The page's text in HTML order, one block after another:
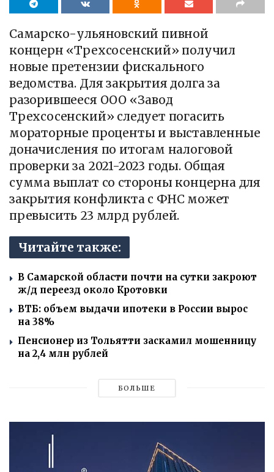
Самарско-ульяновский пивной
концерн «Трехсосенский» получил
новые претензии фискального
ведомства. Для закрытия долга за
разорившееся ООО «Завод
Трехсосенский» следует погасить
мораторные проценты и выставленные
доначисления по итогам налоговой
проверки за 2021-2023 годы. Общая
сумма выплат со стороны концерна для
закрытия конфликта с ФНС может
превысить 23 млрд рублей.
Читайте также:
В Самарской области почти на сутки закроют
ж/д переезд около Кротовки
ВТБ: объем выдачи ипотеки в России вырос
на 38%
Пенсионер из Тольятти заскамил мошенницу
на 2,4 млн рублей
БОЛЬШЕ